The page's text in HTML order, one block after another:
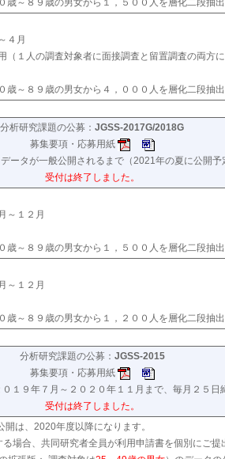
歳～８９歳の男女から１，５００人を層化二段抽出
４月
（１人の調査対象者に面接調査と留置調査の両方
歳～８９歳の男女から４，０００人を層化二段抽出
分析研究課題の公募： JGSS-2017G/2018G
募集要項・応募用紙
ータが一般公開されるまで（2021年の夏に公開予
受付は終了しました。
～１２月
歳～８９歳の男女から１，５００人を層化二段抽出
～１２月
歳～８９歳の男女から１，２００人を層化二段抽出
分析研究課題の公募： JGSS-2015
募集要項・応募用紙
１９年７月～２０２０年１１月まで、毎月２５日
受付は終了しました。
は、2020年度以降になります。
場合、共同研究者全員が利用申請書を個別にご提